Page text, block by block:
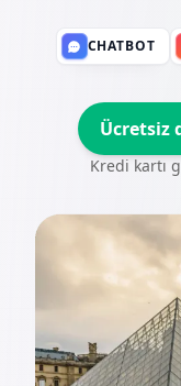
CHATBOT
Ücretsiz
Kredi kartı